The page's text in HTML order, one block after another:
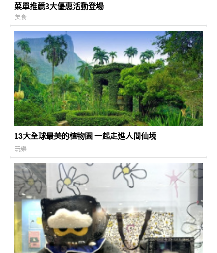
菜單推薦3大優惠活動登場
美食
13大全球最美的植物園 一起走進人間仙境
玩樂